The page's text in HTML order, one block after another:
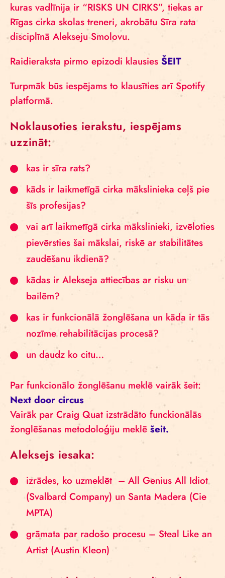
kuras vadlīnija ir “RISKS UN CIRKS”, tiekas ar
Rīgas cirka skolas treneri, akrobātu Sīra rata
disciplīnā Alekseju Smolovu.
Raidieraksta pirmo epizodi klausies ŠEIT
Turpmāk būs iespējams to klausīties arī Spotify
platformā.
Noklausoties ierakstu, iespējams
uzzināt:
kas ir sīra rats?
kāds ir laikmetīgā cirka mākslinieka ceļš pie
šīs profesijas?
vai arī laikmetīgā cirka mākslinieki, izvēloties
pievērsties šai mākslai, riskē ar stabilitātes
zaudēšanu ikdienā?
kādas ir Alekseja attiecības ar risku un
bailēm?
kas ir funkcionālā žonglēšana un kāda ir tās
nozīme rehabilitācijas procesā?
un daudz ko citu…
Par funkcionālo žonglēšanu meklē vairāk šeit:
Next door circus
Vairāk par Craig Quat izstrādāto funckionālās
žonglēšanas metodoloģiju meklē šeit.
Aleksejs iesaka:
izrādes, ko uzmeklēt – All Genius All Idiot
(Svalbard Company) un Santa Madera (Cie
MPTA)
grāmata par radošo procesu – Steal Like an
Artist (Austin Kleon)